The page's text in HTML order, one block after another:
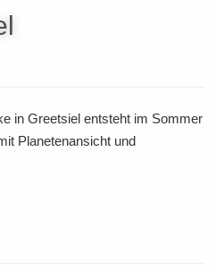
in Greetsiel entsteht im Sommer
Planetenansicht und